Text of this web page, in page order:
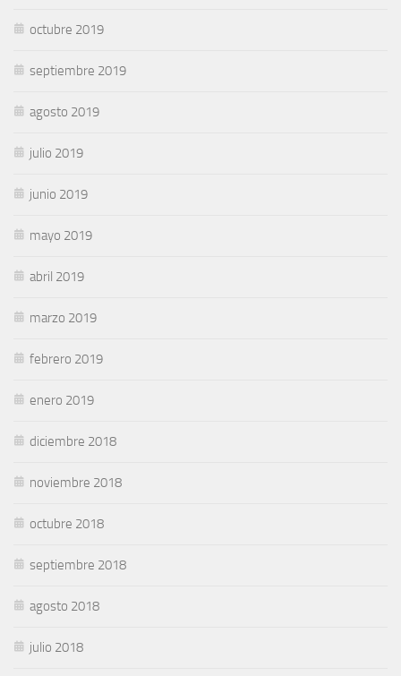
octubre 2019
septiembre 2019
agosto 2019
julio 2019
junio 2019
mayo 2019
abril 2019
marzo 2019
febrero 2019
enero 2019
diciembre 2018
noviembre 2018
octubre 2018
septiembre 2018
agosto 2018
julio 2018